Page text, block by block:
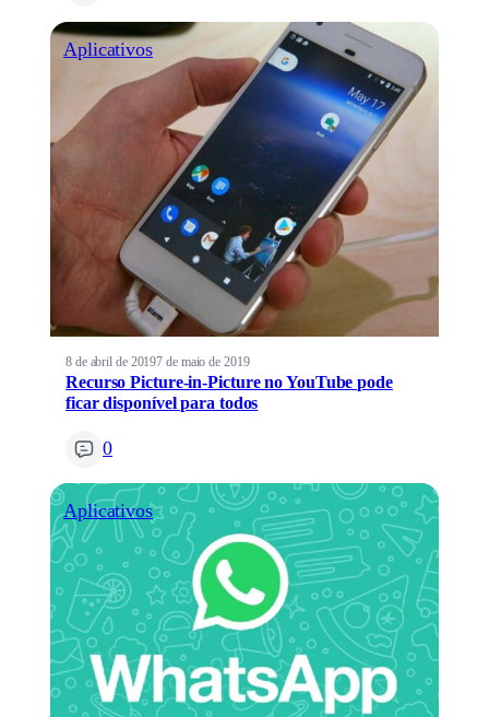
Aplicativos
8 de abril de 20197 de maio de 2019
Recurso Picture-in-Picture no YouTube pode
ficar disponível para todos
0
Aplicativos